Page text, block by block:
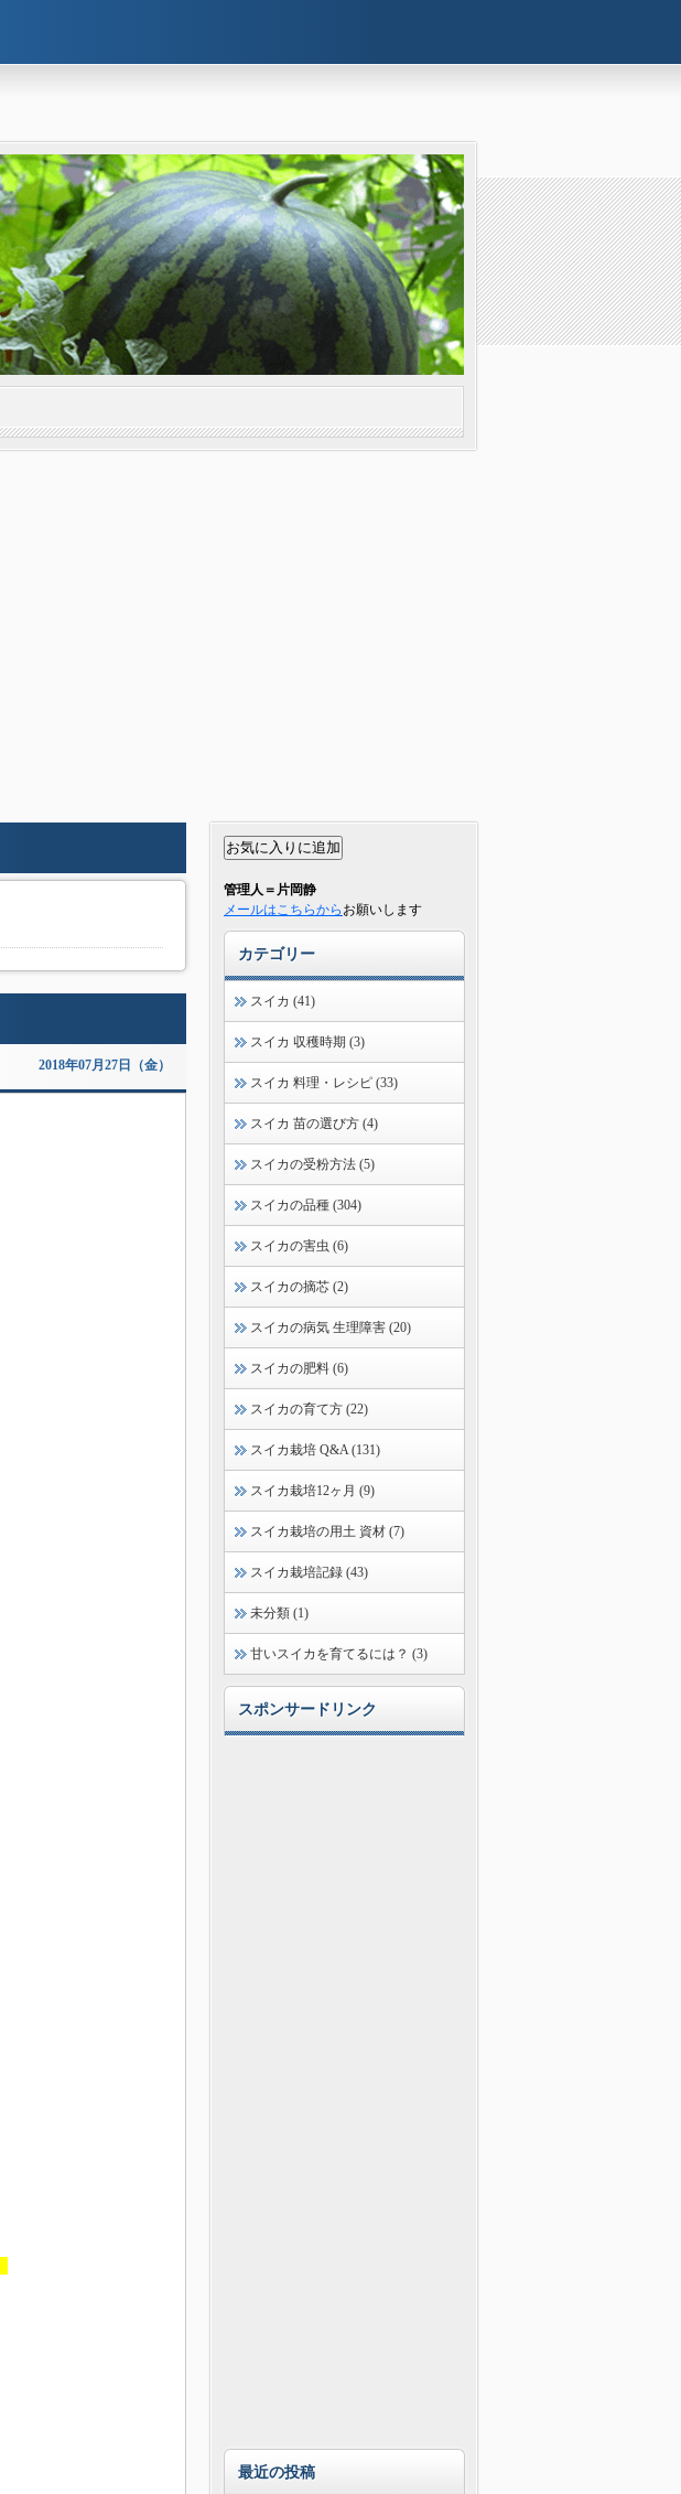
2018年07月27日（金）
管理人＝片岡静
メールはこちらから お願いします
カテゴリー
スイカ (41)
スイカ 収穫時期 (3)
スイカ 料理・レシピ (33)
スイカ 苗の選び方 (4)
スイカの受粉方法 (5)
スイカの品種 (304)
スイカの害虫 (6)
スイカの摘芯 (2)
スイカの病気 生理障害 (20)
スイカの肥料 (6)
スイカの育て方 (22)
スイカ栽培 Q&A (131)
スイカ栽培12ヶ月 (9)
スイカ栽培の用土 資材 (7)
スイカ栽培記録 (43)
未分類 (1)
甘いスイカを育てるには？ (3)
スポンサードリンク
最近の投稿